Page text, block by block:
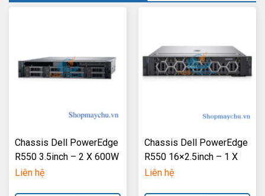
Chassis Dell PowerEdge
R550 3.5inch – 2 X 600W
Power Supply
Liên hệ
Chassis Dell PowerEdge
R550 16×2.5inch – 1 X
600W Power Supply
Liên hệ